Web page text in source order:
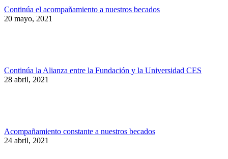
Continúa el acompañamiento a nuestros becados
20 mayo, 2021
Continúa la Alianza entre la Fundación y la Universidad CES
28 abril, 2021
Acompañamiento constante a nuestros becados
24 abril, 2021